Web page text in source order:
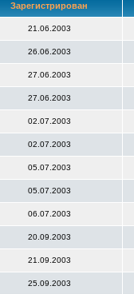
Зарегистрирован
21.06.2003
26.06.2003
27.06.2003
27.06.2003
02.07.2003
02.07.2003
05.07.2003
05.07.2003
06.07.2003
20.09.2003
21.09.2003
25.09.2003